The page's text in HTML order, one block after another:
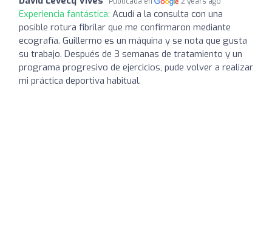
Experiencia fantástica: Acudí a la consulta con una
posible rotura fibrilar que me confirmaron mediante
ecografía. Guillermo es un máquina y se nota que gusta
su trabajo. Después de 3 semanas de tratamiento y un
programa progresivo de ejercicios, pude volver a realizar
mi práctica deportiva habitual.